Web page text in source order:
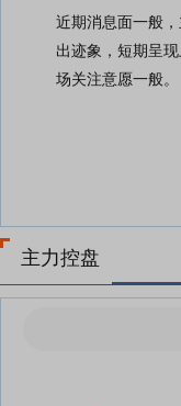
近期消息面一般
出迹象，短期呈
场关注意愿一般。
主力控盘